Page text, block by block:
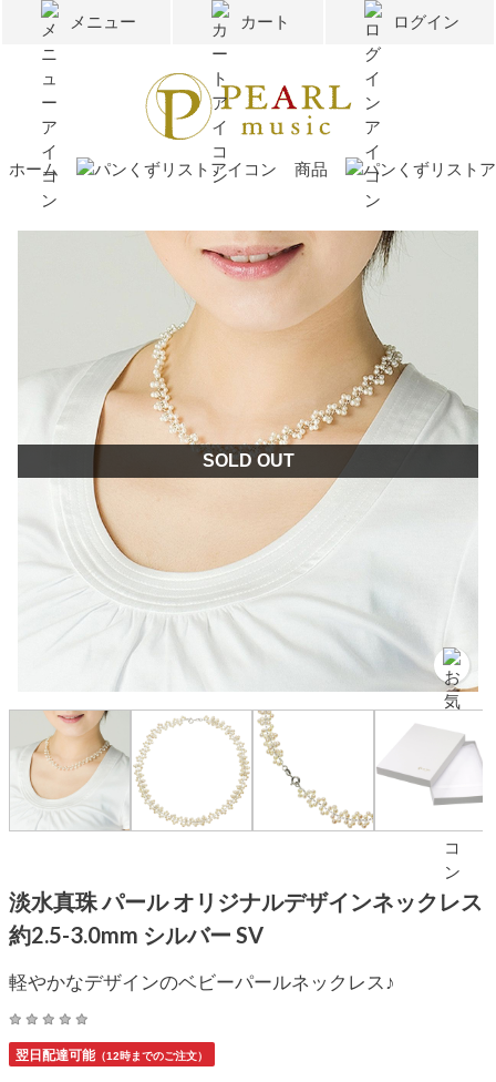
メニュー カート ログイン
ホーム 商品
SOLD OUT
淡水真珠 パール オリジナルデザインネックレス
約2.5-3.0mm シルバー SV
軽やかなデザインのベビーパールネックレス♪
翌日配達可能（12時までのご注文）